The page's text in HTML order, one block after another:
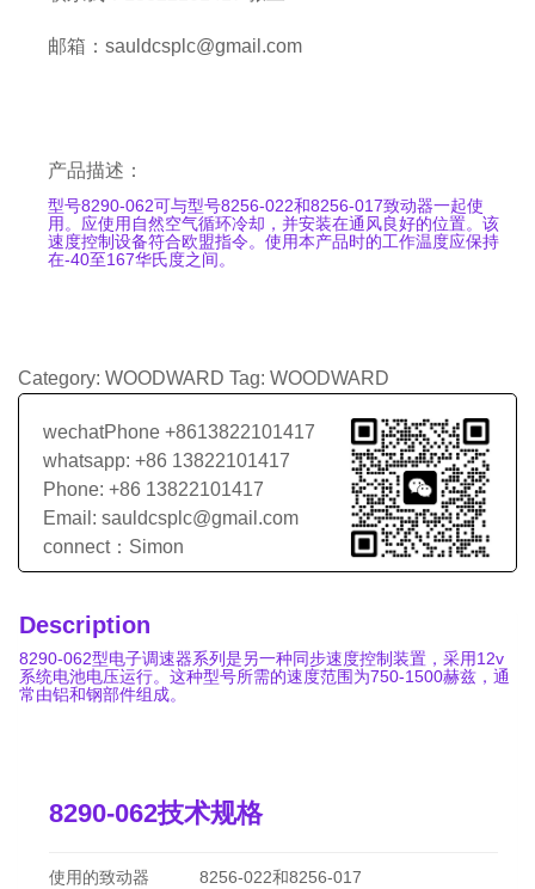
邮箱：sauldcsplc@gmail.com
产品描述：
型号8290-062可与型号8256-022和8256-017致动器一起使
用。应使用自然空气循环冷却，并安装在通风良好的位置。该
速度控制设备符合欧盟指令。使用本产品时的工作温度应保持
在-40至167华氏度之间。
Category: WOODWARD Tag: WOODWARD
wechatPhone +8613822101417
whatsapp: +86 13822101417
Phone: +86 13822101417
Email: sauldcsplc@gmail.com
connect：Simon
Description
8290-062型电子调速器系列是另一种同步速度控制装置，采用12v
系统电池电压运行。这种型号所需的速度范围为750-1500赫兹，通
常由铝和钢部件组成。
8290-062技术规格
使用的致动器 8256-022和8256-017